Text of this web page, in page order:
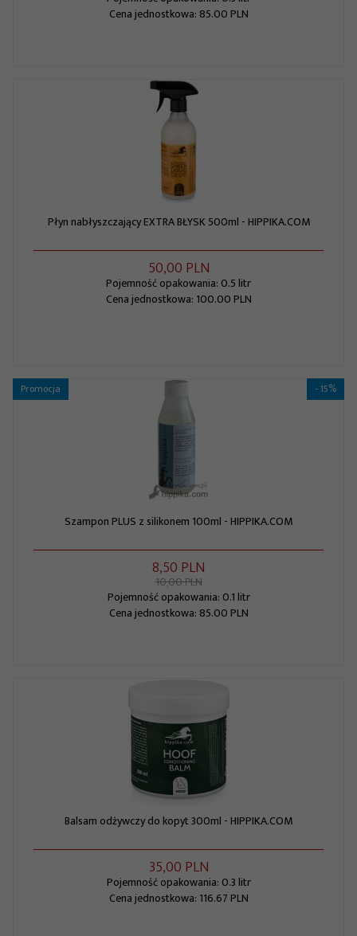
Cena jednostkowa: 85.00 PLN
Płyn nabłyszczający EXTRA BŁYSK 500ml - HIPPIKA.COM
50,00 PLN
Pojemność opakowania: 0.5 litr
Cena jednostkowa: 100.00 PLN
Promocja - 15%
Szampon PLUS z silikonem 100ml - HIPPIKA.COM
8,50 PLN
10,00 PLN
Pojemność opakowania: 0.1 litr
Cena jednostkowa: 85.00 PLN
Balsam odżywczy do kopyt 300ml - HIPPIKA.COM
35,00 PLN
Pojemność opakowania: 0.3 litr
Cena jednostkowa: 116.67 PLN